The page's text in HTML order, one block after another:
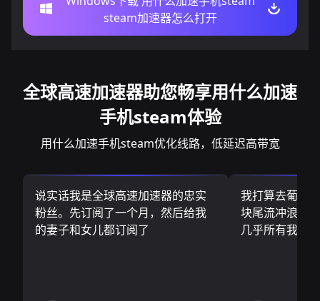
steam加速器怎么打开
全球高速加速器助您畅享用什么加速
手机steam体验
用什么加速手机steam优化线路，低延迟高带宽
说实话我是全球高速加速器的忠实
粉丝。先订阅了一个月，然后给我
的妻子和女儿都订阅了
我打算去葡萄
块尾流冲浪板
几乎所有我需